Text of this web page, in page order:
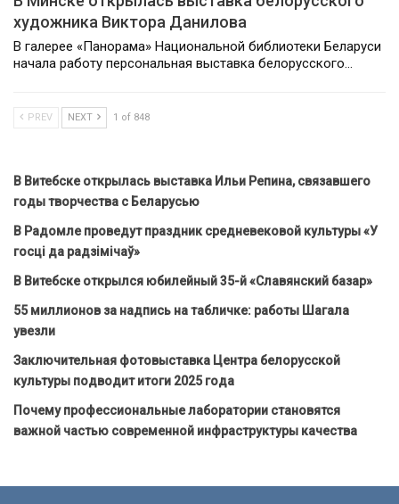
художника Виктора Данилова
В галерее «Панорама» Национальной библиотеки Беларуси
начала работу персональная выставка белорусского…
PREV NEXT 1 of 848
В Витебске открылась выставка Ильи Репина, связавшего
годы творчества с Беларусью
В Радомле проведут праздник средневековой культуры «У
госці да радзімічаў»
В Витебске открылся юбилейный 35-й «Славянский базар»
55 миллионов за надпись на табличке: работы Шагала
увезли
Заключительная фотовыставка Центра белорусской
культуры подводит итоги 2025 года
Почему профессиональные лаборатории становятся
важной частью современной инфраструктуры качества